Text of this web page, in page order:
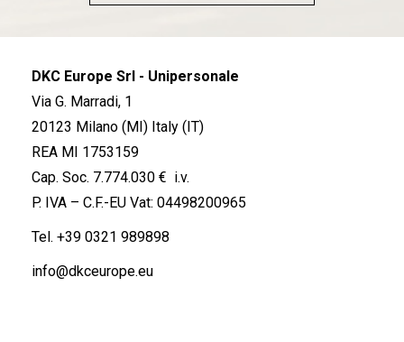
DKC Europe Srl - Unipersonale
Via G. Marradi, 1
20123 Milano (MI) Italy (IT)
REA MI 1753159
Cap. Soc. 7.774.030 € i.v.
P. IVA – C.F.-EU Vat: 04498200965
Tel. +39 0321 989898
info@dkceurope.eu